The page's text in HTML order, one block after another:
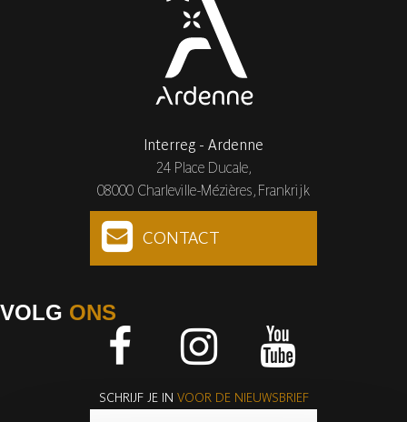
Interreg - Ardenne
24 Place Ducale,
08000 Charleville-Mézières, Frankrijk
CONTACT
VOLG ONS
SCHRIJF JE IN VOOR DE NIEUWSBRIEF